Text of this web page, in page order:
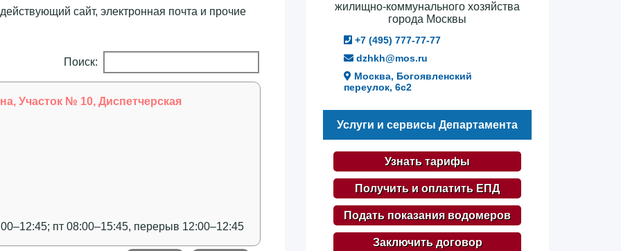
сайт, электронная почта и прочие
Поиск:
Участок № 10, Диспетчерская
пт 08:00–15:45, перерыв 12:00–12:45
жилищно-коммунального хозяйства
города Москвы
+7 (495) 777-77-77
dzhkh@mos.ru
Москва, Богоявленский
переулок, 6с2
Услуги и сервисы Департамента
Узнать тарифы
Получить и оплатить ЕПД
Подать показания водомеров
Заключить договор